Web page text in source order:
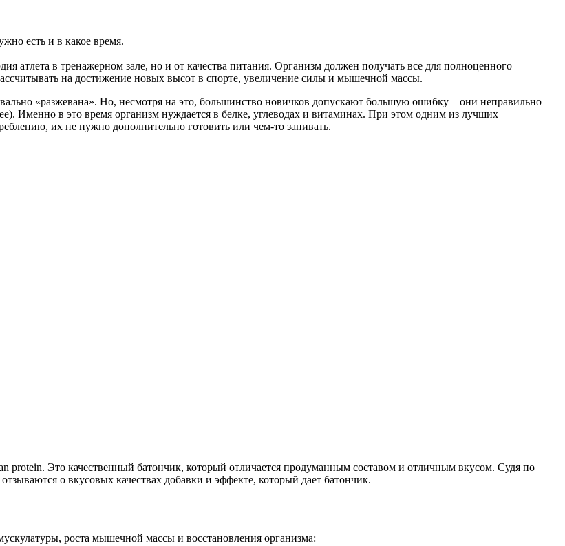
есть и в какое время.
атлета в тренажерном зале, но и от качества питания. Организм должен получать все для полноценного
на достижение новых высот в спорте, увеличение силы и мышечной массы.
«разжевана». Но, несмотря на это, большинство новичков допускают большую ошибку – они неправильно
Именно в это время организм нуждается в белке, углеводах и витаминах. При этом одним из лучших
их не нужно дополнительно готовить или чем-то запивать.
protein. Это качественный батончик, который отличается продуманным составом и отличным вкусом. Судя по
о вкусовых качествах добавки и эффекте, который дает батончик.
роста мышечной массы и восстановления организма: